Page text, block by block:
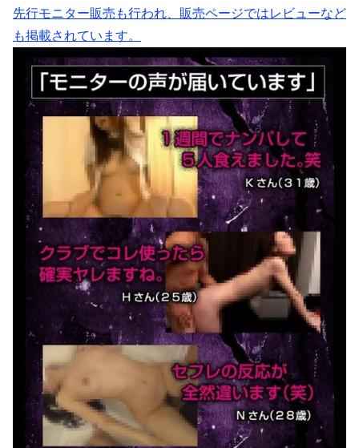
先行モニター販売も行われ、販売ページではレビューなど
も掲載されています。